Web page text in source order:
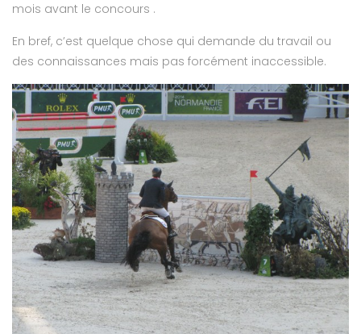
mois avant le concours .
En bref, c’est quelque chose qui demande du travail ou
des connaissances mais pas forcément inaccessible.